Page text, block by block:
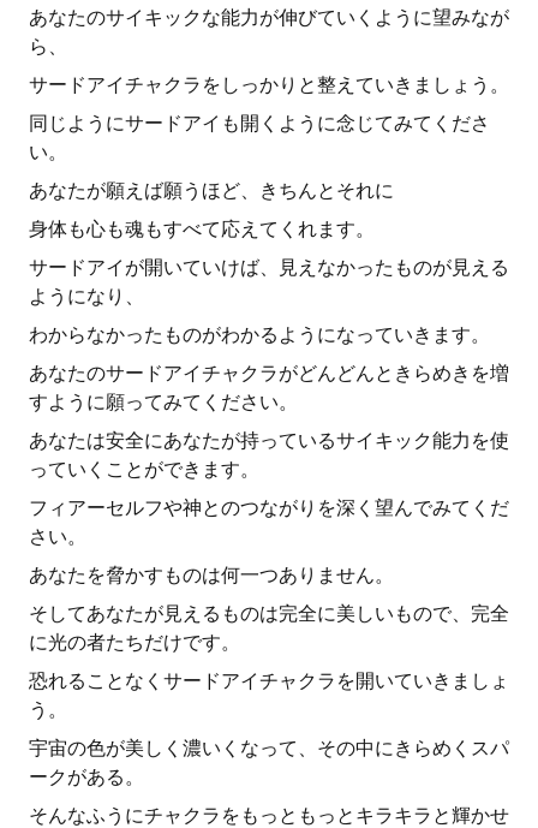
あなたのサイキックな能力が伸びていくように望みなが
ら、
サードアイチャクラをしっかりと整えていきましょう。
同じようにサードアイも開くように念じてみてくださ
い。
あなたが願えば願うほど、きちんとそれに
身体も心も魂もすべて応えてくれます。
サードアイが開いていけば、見えなかったものが見える
ようになり、
わからなかったものがわかるようになっていきます。
あなたのサードアイチャクラがどんどんときらめきを増
すように願ってみてください。
あなたは安全にあなたが持っているサイキック能力を使
っていくことができます。
フィアーセルフや神とのつながりを深く望んでみてくだ
さい。
あなたを脅かすものは何一つありません。
そしてあなたが見えるものは完全に美しいもので、完全
に光の者たちだけです。
恐れることなくサードアイチャクラを開いていきましょ
う。
宇宙の色が美しく濃いくなって、その中にきらめくスパ
ークがある。
そんなふうにチャクラをもっともっとキラキラと輝かせ